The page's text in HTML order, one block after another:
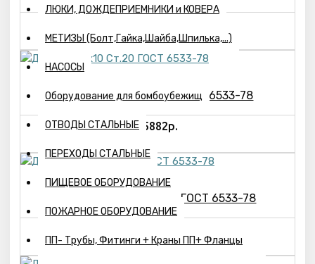
ЛЮКИ, ДОЖДЕПРИЕМНИКИ и КОВЕРА
МЕТИЗЫ (Болт,Гайка,Шайба,Шпилька,...)
НАСОСЫ
Оборудование для бомбоубежищ
ОТВОДЫ СТАЛЬНЫЕ
ПЕРЕХОДЫ СТАЛЬНЫЕ
ПИЩЕВОЕ ОБОРУДОВАНИЕ
ПОЖАРНОЕ ОБОРУДОВАНИЕ
ПП- Трубы, Фитинги + Краны ПП+ Фланцы
Днище 720х10 Ст.20 ГОСТ 6533-78
15882р.
Днище 720х10-09Г2С ГОСТ 6533-78